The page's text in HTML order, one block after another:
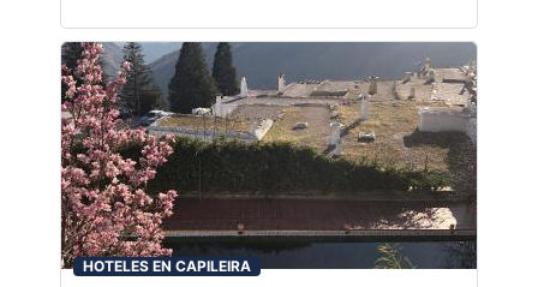
HOTELES EN CAPILEIRA